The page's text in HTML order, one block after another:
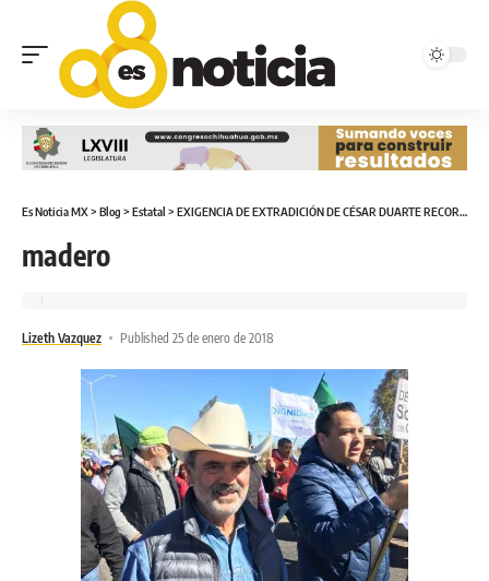
Es Noticia MX> Blog > Estatal > EXIGENCIA DE EXTRADICIÓN DE CÉSAR DUARTE RECORRE SANTA BÁRBARA
madero
Lizeth Vazquez Published 25 de enero de 2018